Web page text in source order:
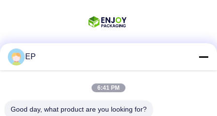
Kontak Cepat
EP
6:41 PM
Good day, what product are you looking for?